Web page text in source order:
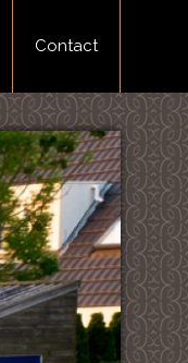
Contact